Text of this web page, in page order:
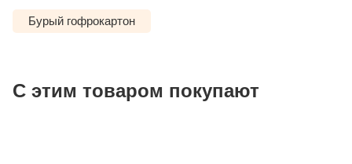
Бурый гофрокартон
С этим товаром покупают